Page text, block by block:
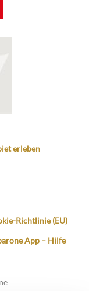
erleben
Richtlinie (EU)
App – Hilfe